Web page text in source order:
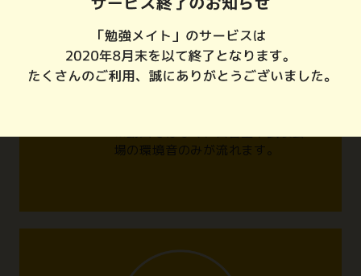
※音声版Amazon Echoへの
対応について
このAlexaスキルは画面のない音
※動画ではなく、自習室や試験会
場の環境音のみが流れます。